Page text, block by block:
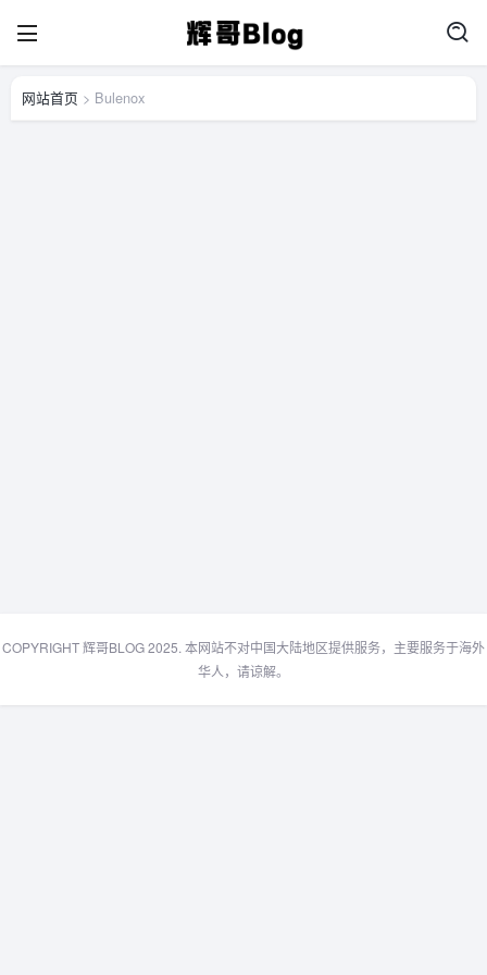
网站首页 > Bulenox
COPYRIGHT 辉哥BLOG 2025. 本网站不对中国大陆地区提供服务，主要服务于海外
华人，请谅解。